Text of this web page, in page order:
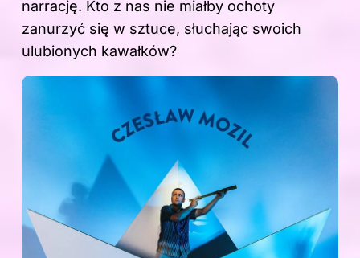
narrację. Kto z nas nie miałby ochoty
zanurzyć się w sztuce, słuchając swoich
ulubionych kawałków?